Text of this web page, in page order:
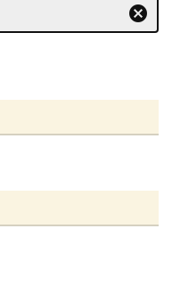
cancel